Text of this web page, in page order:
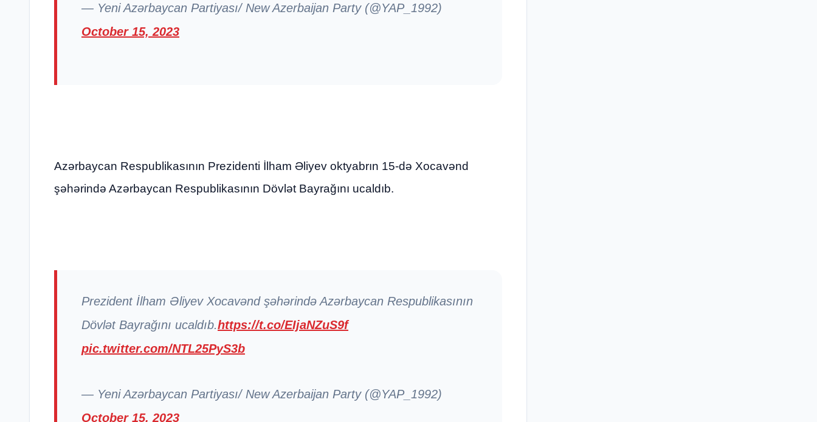
— Yeni Azərbaycan Partiyası/ New Azerbaijan Party (@YAP_1992)
October 15, 2023
Azərbaycan Respublikasının Prezidenti İlham Əliyev oktyabrın 15-də Xocavənd
şəhərində Azərbaycan Respublikasının Dövlət Bayrağını ucaldıb.
Prezident İlham Əliyev Xocavənd şəhərində Azərbaycan Respublikasının
Dövlət Bayrağını ucaldıb.https://t.co/EIjaNZuS9f
pic.twitter.com/NTL25PyS3b
— Yeni Azərbaycan Partiyası/ New Azerbaijan Party (@YAP_1992)
October 15, 2023